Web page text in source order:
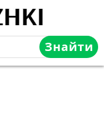
Знайти